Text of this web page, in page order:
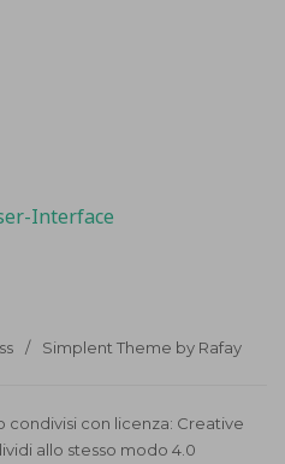
Interface
Simplent Theme by Rafay
condivisi con licenza: Creative
allo stesso modo 4.0